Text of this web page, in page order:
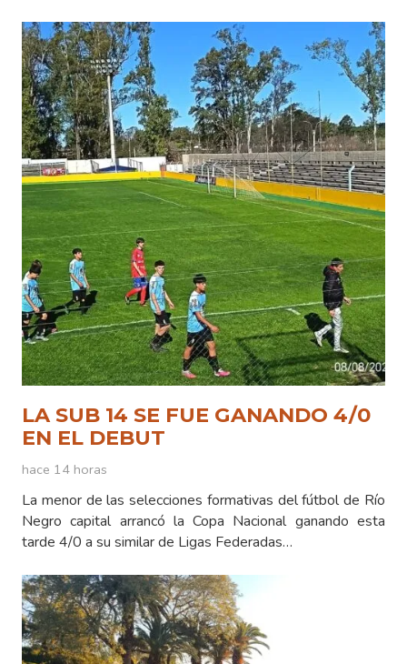
LA SUB 14 SE FUE GANANDO 4/0
EN EL DEBUT
hace 14 horas
La menor de las selecciones formativas del fútbol de Río
Negro capital arrancó la Copa Nacional ganando esta
tarde 4/0 a su similar de Ligas Federadas…